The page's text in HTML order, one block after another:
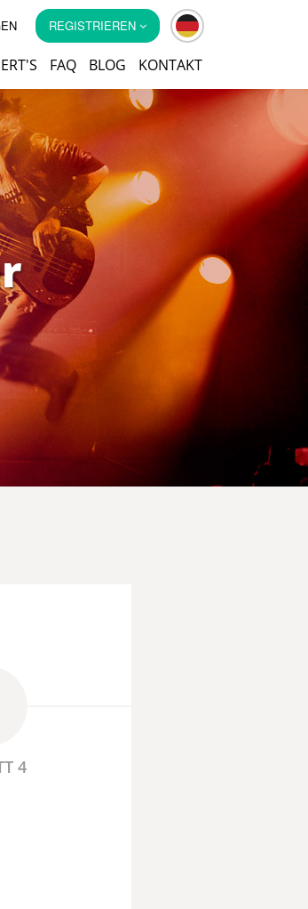
REGISTRIEREN
FAQ BLOG KONTAKT
4